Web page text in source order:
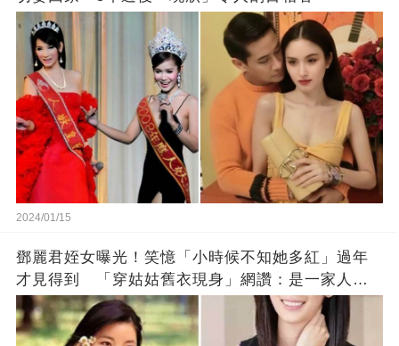
2024/01/15
鄧麗君姪女曝光！笑憶「小時候不知她多紅」過年
才見得到 「穿姑姑舊衣現身」網讚：是一家人沒
錯!